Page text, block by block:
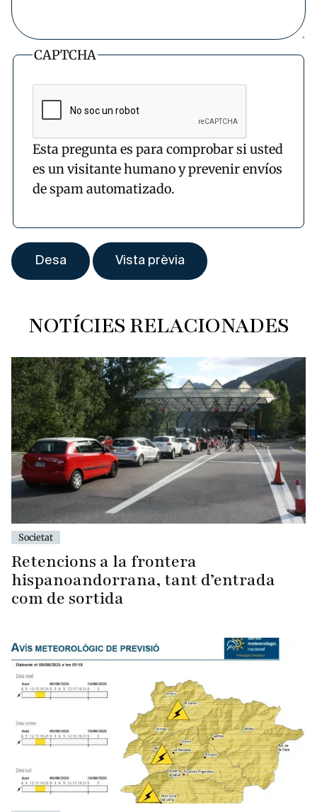
CAPTCHA
Esta pregunta es para comprobar si usted
es un visitante humano y prevenir envíos
de spam automatizado.
NOTÍCIES RELACIONADES
Societat
Retencions a la frontera
hispanoandorrana, tant d’entrada
com de sortida